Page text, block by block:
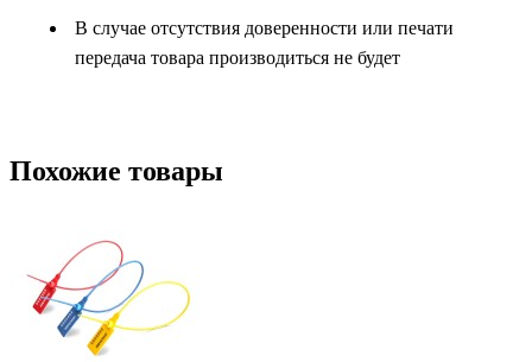
В случае отсутствия доверенности или печати
передача товара производиться не будет
Похожие товары